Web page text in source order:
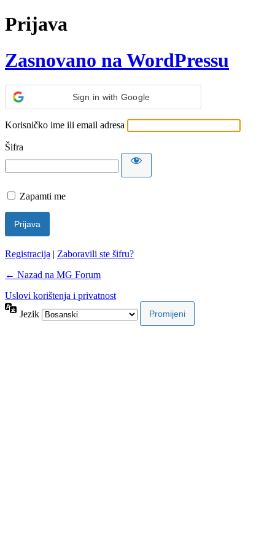
Prijava
Zasnovano na WordPressu
Sign in with Google
Korisničko ime ili email adresa
Šifra
Zapamti me
Registracija | Zaboravili ste šifru?
← Nazad na MG Forum
Uslovi korištenja i privatnost
Jezik